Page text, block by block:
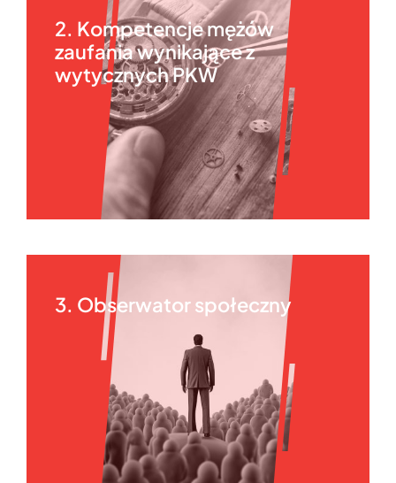
2. Kompetencje mężów
zaufania wynikające z
wytycznych PKW
3. Obserwator społeczny